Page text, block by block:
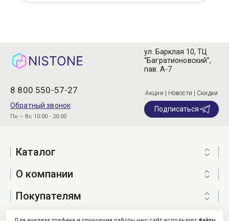
8 800 550-57-27
Обратный звонок
Пн – Вс 10:00 - 20:00
ул. Барклая 10, ТЦ
“Багратионовский”,
пав. А-7
Акции | Новости | Скидки
Подписаться
Каталог
О компании
Покупателям